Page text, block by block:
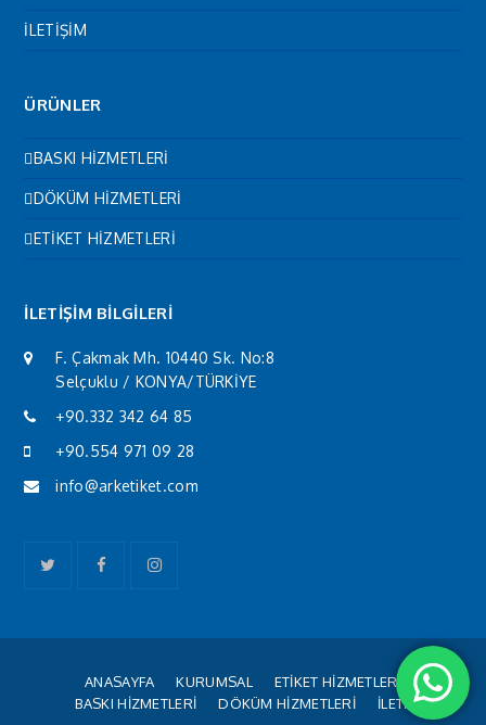
İLETİŞİM
ÜRÜNLER
BASKI HİZMETLERİ
DÖKÜM HİZMETLERİ
ETİKET HİZMETLERİ
İLETİŞİM BİLGİLERİ
F. Çakmak Mh. 10440 Sk. No:8
Selçuklu / KONYA/TÜRKİYE
+90.332 342 64 85
+90.554 971 09 28
info@arketiket.com
TwitterFacebookInstagram
ANASAYFA KURUMSAL
ETİKET HİZMETLERİ
BASKI HİZMETLERİ
DÖKÜM HİZMETLERİ İLETİŞİM